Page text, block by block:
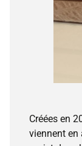
Créées en
viennent en